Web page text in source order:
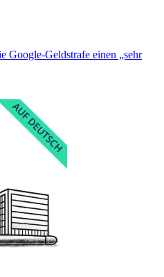
Google-Geldstrafe einen „sehr